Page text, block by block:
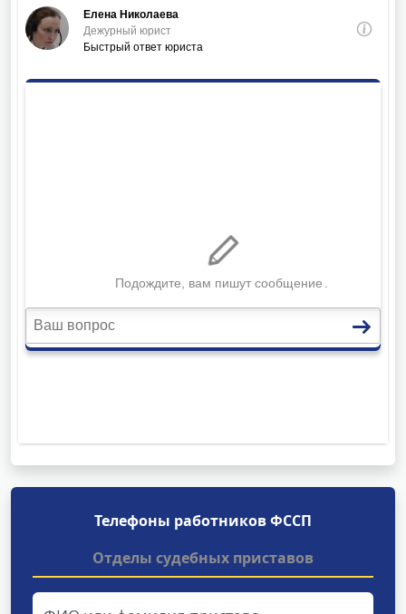
Телефоны работников ФССП
Отделы судебных приставов